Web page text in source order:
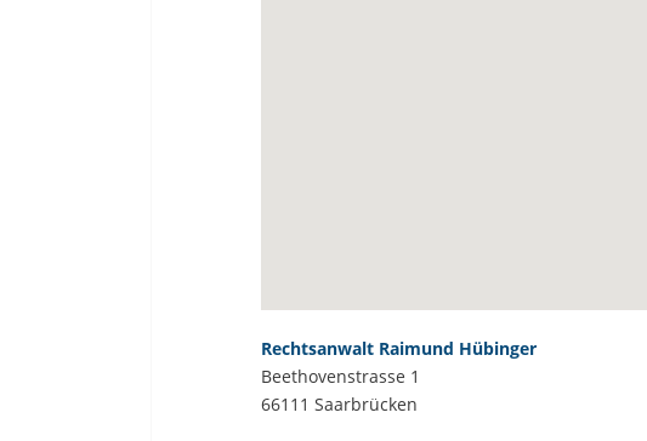
Rechtsanwalt Raimund Hübinger
Beethovenstrasse 1
66111 Saarbrücken